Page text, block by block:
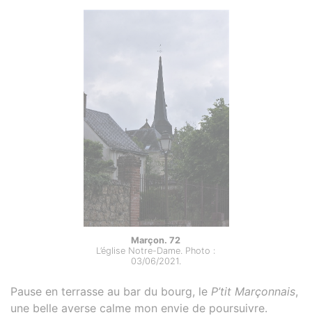
Marçon. 72
L’église Notre-Dame. Photo :
03/06/2021.
Pause en terrasse au bar du bourg, le P’tit Marçonnais,
une belle averse calme mon envie de poursuivre.